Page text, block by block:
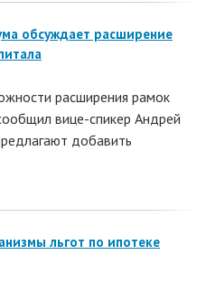
обсуждает расширение
расширения рамок
вице-спикер Андрей
добавить
льгот по ипотеке